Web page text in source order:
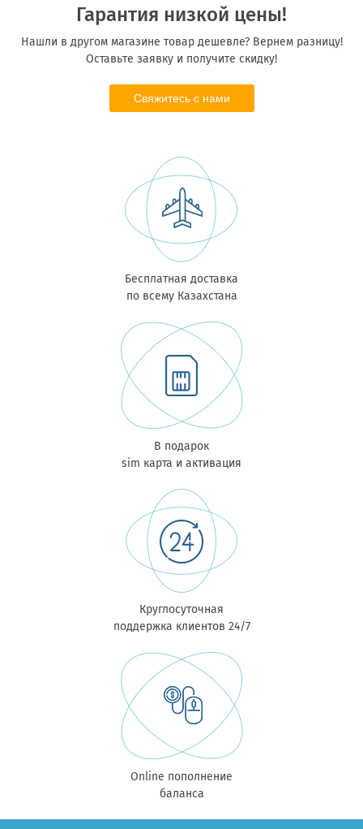
Гарантия низкой цены!
Нашли в другом магазине товар дешевле? Вернем разницу!
Оставьте заявку и получите скидку!
Свяжитесь с нами
Бесплатная доставка
по всему Казахстана
В подарок
sim карта и активация
Круглосуточная
поддержка клиентов 24/7
Online пополнение
баланса